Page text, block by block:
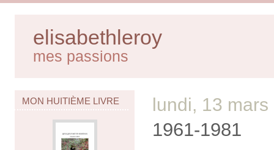
elisabethleroy
mes passions
MON HUITIÈME LIVRE lundi, 13 mars
1961-1981